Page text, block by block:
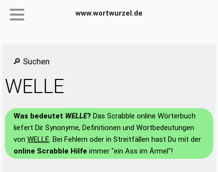
www.wortwurzel.de
🔎 Suchen
WELLE
Was bedeutet WELLE? Das Scrabble online Wörterbuch
liefert Dir Synonyme, Definitionen und Wortbedeutungen
von WELLE. Bei Fehlern oder in Streitfällen hast Du mit der
online Scrabble Hilfe immer "ein Ass im Ärmel"!